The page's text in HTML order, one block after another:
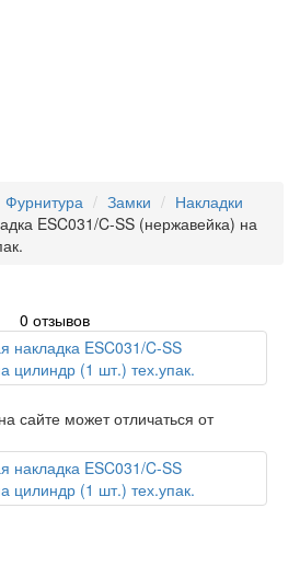
Фурнитура Замки
Накладки
ESC031/C-SS (нержавейка) на
0 отзывов
сайте может отличаться от